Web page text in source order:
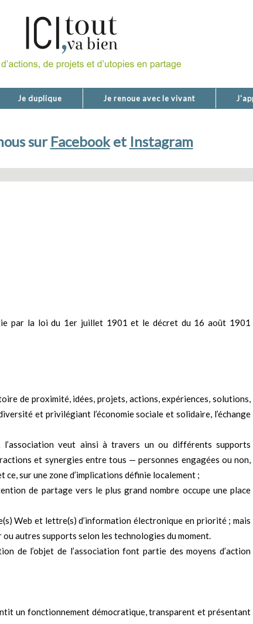
Je duplique Je renoue avec le vivant
sur Facebooket Instagram
par la loi du 1er juillet 1901 et le décret du 16 août 1901
de proximité, idées, projets, actions, expériences, solutions,
et privilégiant l’économie sociale et solidaire, l’échange
l’association veut ainsi à travers un ou différents supports
et synergies entre tous — personnes engagées ou non,
sur une zone d’implications définie localement ;
de partage vers le plus grand nombre occupe une place
Web et lettre(s) d’information électronique en priorité ; mais
autres supports selon les technologies du moment.
de l’objet de l’association font partie des moyens d’action
un fonctionnement démocratique, transparent et présentant